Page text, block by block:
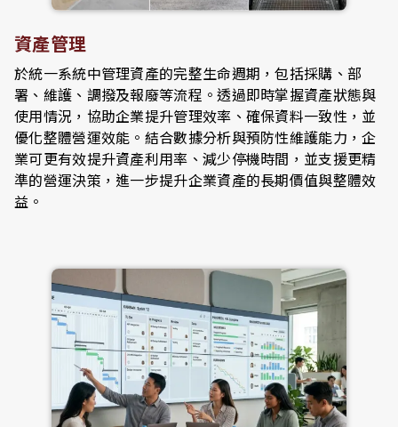
資產管理
於統一系統中管理資產的完整生命週期，包括採購、部
署、維護、調撥及報廢等流程。透過即時掌握資產狀態與
使用情況，協助企業提升管理效率、確保資料一致性，並
優化整體營運效能。結合數據分析與預防性維護能力，企
業可更有效提升資產利用率、減少停機時間，並支援更精
準的營運決策，進一步提升企業資產的長期價值與整體效
益。